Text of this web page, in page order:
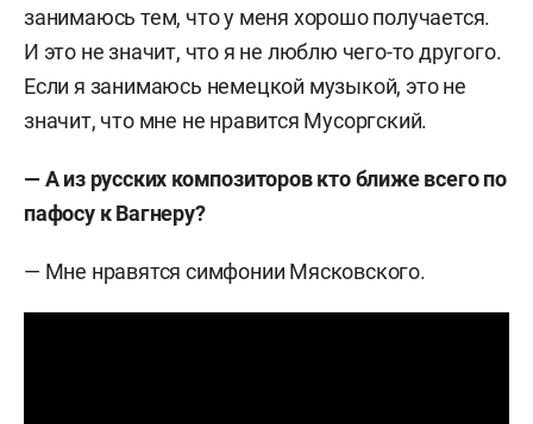
занимаюсь тем, что у меня хорошо получается.
И это не значит, что я не люблю чего-то другого.
Если я занимаюсь немецкой музыкой, это не
значит, что мне не нравится Мусоргский.
— А из русских композиторов кто ближе всего по
пафосу к Вагнеру?
— Мне нравятся симфонии Мясковского.